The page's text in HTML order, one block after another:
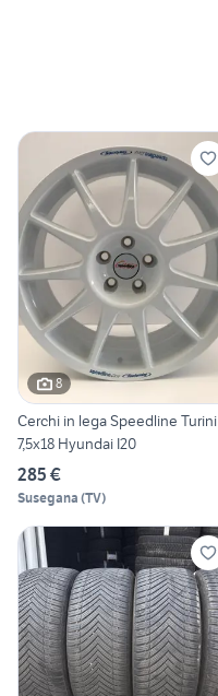
8
Cerchi in lega Speedline Turini
7,5x18 Hyundai I20
285 €
Susegana (TV)